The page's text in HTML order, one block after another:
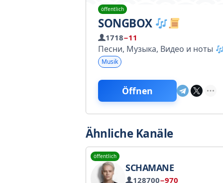
öffentlich
SONGBOX
1718−11
Песни, Музыка, Видео и ноты
Musik
Öffnen
Ähnliche Kanäle
öffentlich
SCHAMANE
128700−970